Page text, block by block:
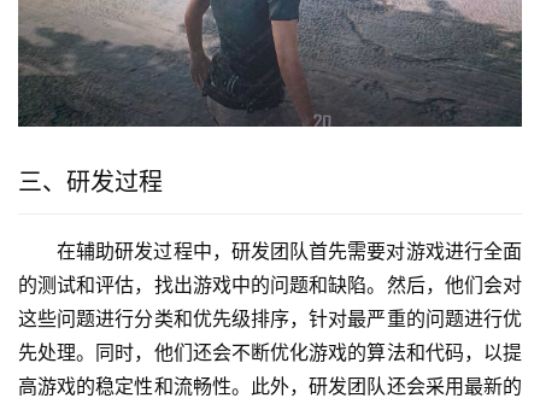
三、研发过程
在辅助研发过程中，研发团队首先需要对游戏进行全面
的测试和评估，找出游戏中的问题和缺陷。然后，他们会对
这些问题进行分类和优先级排序，针对最严重的问题进行优
先处理。同时，他们还会不断优化游戏的算法和代码，以提
高游戏的稳定性和流畅性。此外，研发团队还会采用最新的